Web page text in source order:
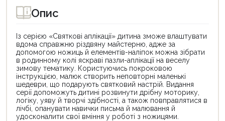
Опис
Із серією «Святкові аплікації» дитина зможе влаштувати
вдома справжню різдвяну майстерню, адже за
допомогою ножиць й елементів-наліпок можна зібрати
в родинному колі яскраві пазли-аплікації на веселу
зимову тематику. Користуючись покроковою
інструкцією, малюк створить неповторні маленькі
шедеври, що подарують святковий настрій. Видання
серії допоможуть дитині розвинути дрібну моторику,
логіку, уяву й творчі здібності, а також повправлятися в
лічбі, опанувати навички письма й малювання й
удосконалити свої вміння у роботі з ножицями.